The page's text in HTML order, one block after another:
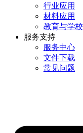
行业应用
材料应用
教育与学校
服务支持
服务中心
文件下载
常见问题